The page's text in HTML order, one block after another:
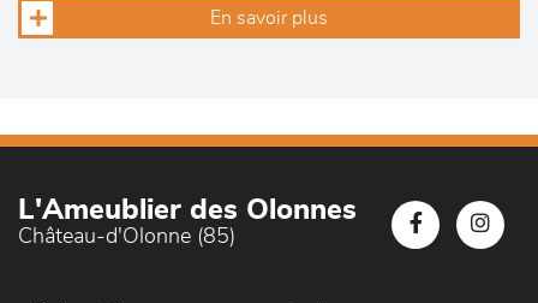
En savoir plus
L'Ameublier des Olonnes
Château-d'Olonne (85)